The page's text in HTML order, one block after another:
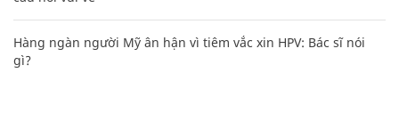
Hàng ngàn người Mỹ ân hận vì tiêm vắc xin HPV: Bác sĩ nói
gì?